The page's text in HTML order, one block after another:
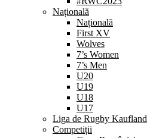
Națională
Națională
First XV
Wolves
7’s Women
7’s Men
U20
U19
U18
U17
Liga de Rugby Kaufland
Competiții